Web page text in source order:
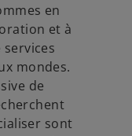
en
et à
mondes.
de
sont